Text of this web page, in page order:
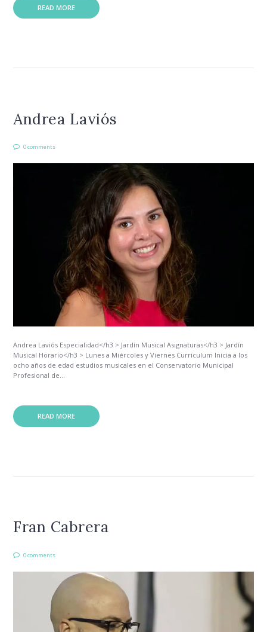
READ MORE
Andrea Laviós
0 comments
Andrea Laviós Especialidad</h3 > Jardín Musical Asignaturas</h3 > Jardín
Musical Horario</h3 > Lunes a Miércoles y Viernes Curriculum Inicia a los
ocho años de edad estudios musicales en el Conservatorio Municipal
Profesional de...
READ MORE
Fran Cabrera
0 comments